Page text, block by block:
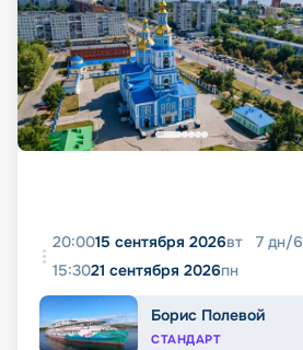
20:0015 сентября 2026вт 7 дн/6
15:3021 сентября 2026пн
Борис Полевой
СТАНДАРТ